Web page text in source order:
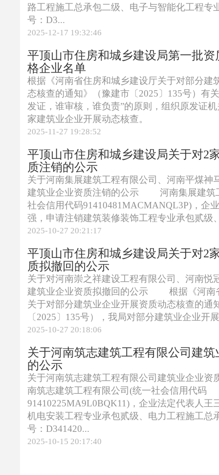
路工程施工总承包二级、电子与智能化工程专
号：D3...
2025-12-17 19:32:46
平顶山市住房和城乡建设局第一批
格企业名单
根据《河南省住房和城乡建设厅关于对部分建
态核查的通知》（豫建市〔2025〕135号）有
发证，谁审核，谁负责”的原则，组织原发证
家建筑业企业开展动态核查。
2025-11-27 19:28:52
平顶山市住房和城乡建设局关于对2
质注销的公示
关于河南集展建筑工程有限公司、河南平煤神
建筑业企业资质注销的公示 河南集展建筑
社会信用代码91410481MACMANQL3P)，企
强，申请注销建筑装修装饰工程专业承包贰级
2025-10-27 20:21:17
平顶山市住房和城乡建设局关于对2
质拟撤回的公示
关于对河南崇之祥建设工程有限公司、河南悦
建筑业企业资质拟撤回的公示 根据《河南
关于对部分建筑业企业开展资质动态核查的通
〔2025〕135号），我局对部分建筑业企业开
2025-10-27 20:18:06
关于河南筑志建筑工程有限公司建
的公示
关于河南筑志建筑工程有限公司建筑业企
南筑志建筑工程有限公司(统一社会信用代码
91410225MA9L0BQK11)，企业法定代表人王
机电安装工程专业承包贰级、电力工程施工总
号：D341420...
2025-10-15 20:17:40